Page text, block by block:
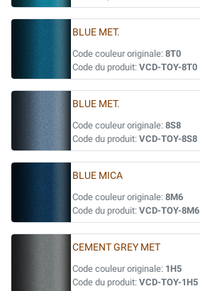
BLUE MET.
Code couleur originale: 8T0
Code du produit: VCD-TOY-8T0
BLUE MET.
Code couleur originale: 8S8
Code du produit: VCD-TOY-8S8
BLUE MICA
Code couleur originale: 8M6
Code du produit: VCD-TOY-8M6
CEMENT GREY MET
Code couleur originale: 1H5
Code du produit: VCD-TOY-1H5